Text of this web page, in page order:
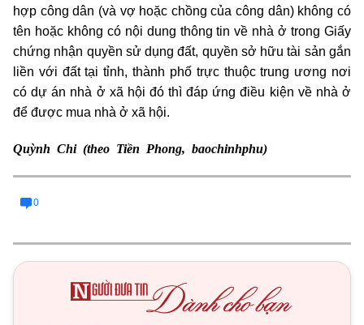
hợp công dân (và vợ hoặc chồng của công dân) không có
tên hoặc không có nội dung thông tin về nhà ở trong Giấy
chứng nhận quyền sử dụng đất, quyền sở hữu tài sản gắn
liền với đất tại tỉnh, thành phố trực thuộc trung ương nơi
có dự án nhà ở xã hội đó thì đáp ứng điều kiện về nhà ở
để được mua nhà ở xã hội.
Quỳnh Chi (theo Tiền Phong, baochinhphu)
0